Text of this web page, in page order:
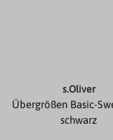
s.Oliver
Übergrößen Basic-
schwarz